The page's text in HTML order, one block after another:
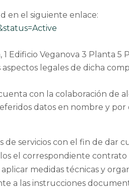
en el siguiente enlace:
Edificio Veganova 3 Planta 5
legales de dicha
con la colaboración de
datos en nombre y por
servicios con el fin de dar
el correspondiente
medidas técnicas y
a las instrucciones